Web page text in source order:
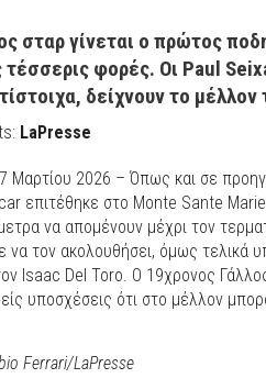
σταρ γίνεται ο πρώτος
φορές. Οι Paul
δείχνουν το
LaPresse
7 Μαρτίου 2026 – Όπως και σε
επιτέθηκε στο Monte Sante
να απομένουν μέχρι τον
να τον ακολουθήσει, όμως τελικά
Isaac Del Toro. Ο 19χρονος
υποσχέσεις ότι στο μέλλον
Ferrari/LaPresse